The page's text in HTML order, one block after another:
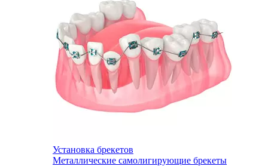
Установка брекетов
Металлические самолигирующие брекеты